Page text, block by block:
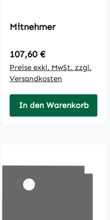
Mitnehmer
Regulärer Preis:
107,60 €
Preise exkl. MwSt. zzgl.
Versandkosten
In den Warenkorb